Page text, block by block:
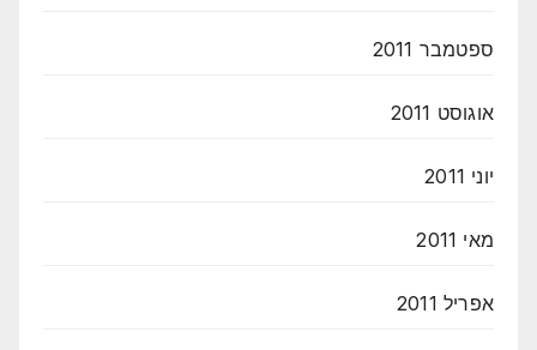
ספטמבר 2011
אוגוסט 2011
יוני 2011
מאי 2011
אפריל 2011